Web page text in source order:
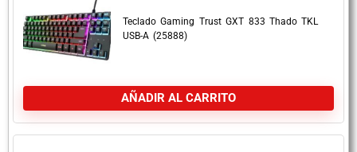
Teclado Gaming Trust GXT 833 Thado TKL
USB-A (25888)
AÑADIR AL CARRITO